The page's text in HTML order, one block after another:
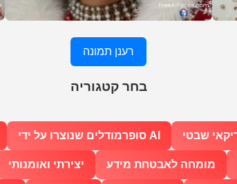
רענן תמונה
בחר קטגוריה
סופרמודלים שנוצרו על ידי AI שבטי
יצירתי ואומנותי מומחה לאבטחת מידע